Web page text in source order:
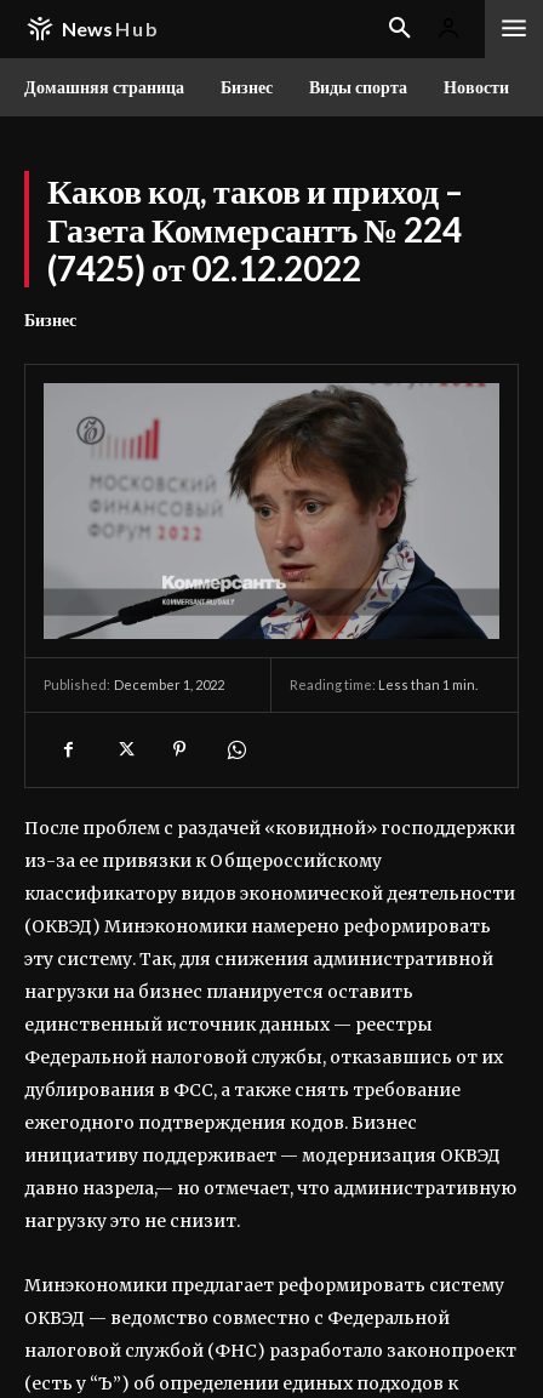
News Hub
Домашняя страница Бизнес Виды спорта Новости
Каков код, таков и приход –
Газета Коммерсантъ № 224
(7425) от 02.12.2022
Бизнес
Published: December 1, 2022 Reading time: Less than 1 min.
После проблем с раздачей «ковидной» господдержки
из-за ее привязки к Общероссийскому
классификатору видов экономической деятельности
(ОКВЭД) Минэкономики намерено реформировать
эту систему. Так, для снижения административной
нагрузки на бизнес планируется оставить
единственный источник данных — реестры
Федеральной налоговой службы, отказавшись от их
дублирования в ФСС, а также снять требование
ежегодного подтверждения кодов. Бизнес
инициативу поддерживает — модернизация ОКВЭД
давно назрела,— но отмечает, что административную
нагрузку это не снизит.
Минэкономики предлагает реформировать систему
ОКВЭД — ведомство совместно с Федеральной
налоговой службой (ФНС) разработало законопроект
(есть у “Ъ”) об определении единых подходов к